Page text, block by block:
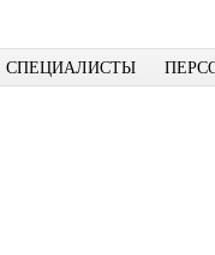
СПЕЦИАЛИСТЫ